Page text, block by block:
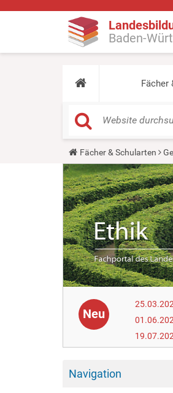
Baden-
Fächer
Y
o
u
a
r
e
h
e
r
e
:
Fächer & Schularten
Neu
Navigation